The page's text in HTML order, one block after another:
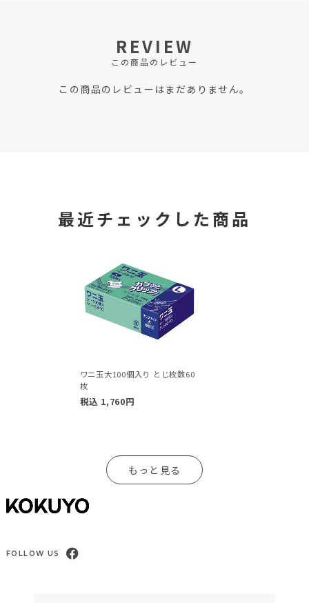
REVIEW
この商品のレビュー
この商品のレビューはまだありません。
最近チェックした商品
ワニ玉大100個入り とじ枚数60
枚
税込 1,760円
もっと見る
FOLLOW US